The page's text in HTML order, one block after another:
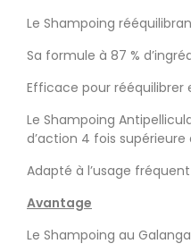
Le Shampoing
Sa formule à 87 %
Efficace pour rééquilibrer
Le Shampoing
d’action 4 fois supérieure
Adapté à l’usage
Avantage
Le Shampoing au